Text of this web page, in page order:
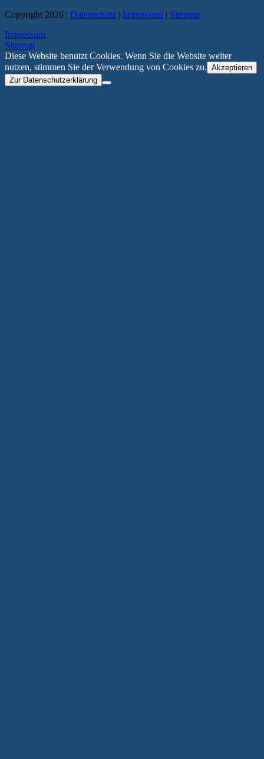
Copyright 2026 | Datenschutz | Impressum | Sitemap
Impressum
Sitemap
Diese Website benutzt Cookies. Wenn Sie die Website weiter
nutzen, stimmen Sie der Verwendung von Cookies zu. Akzeptieren
Zur Datenschutzerklärung